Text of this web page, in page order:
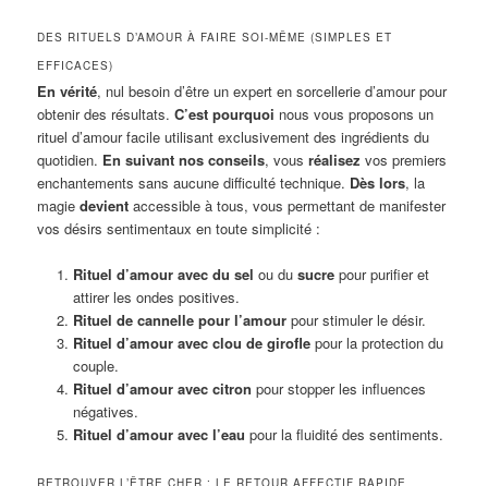
DES RITUELS D’AMOUR À FAIRE SOI-MÊME (SIMPLES ET
EFFICACES)
En vérité, nul besoin d’être un expert en sorcellerie d’amour pour
obtenir des résultats.C’est pourquoi nous vous proposons un
rituel d’amour facile utilisant exclusivement des ingrédients du
quotidien. En suivant nos conseils, vousréalisez vos premiers
enchantements sans aucune difficulté technique. Dès lors, la
magiedevient accessible à tous, vous permettant de manifester
vos désirs sentimentaux en toute simplicité :
Rituel d’amour avec du sel ou du sucrepour purifier et
attirer les ondes positives.
Rituel de cannelle pour l’amourpour stimuler le désir.
Rituel d’amour avec clou de giroflepour la protection du
couple.
Rituel d’amour avec citron pour stopper les influences
négatives.
Rituel d’amour avec l’eau pour la fluidité des sentiments.
RETROUVER L’ÊTRE CHER : LE RETOUR AFFECTIF RAPIDE